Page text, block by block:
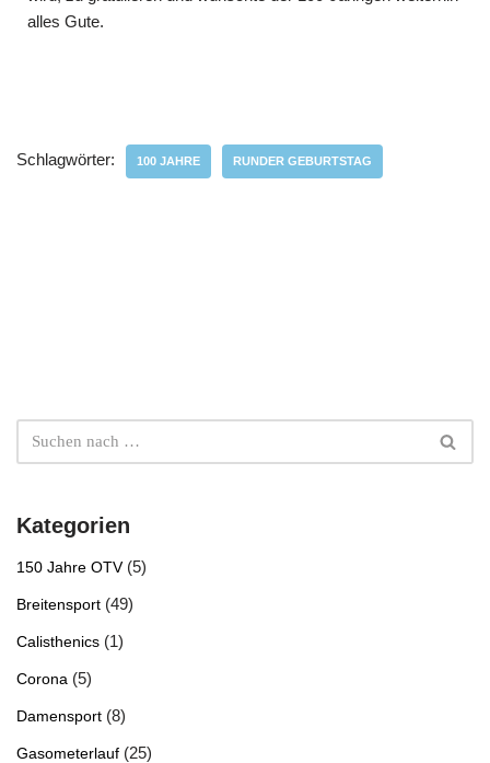
alles Gute.
Schlagwörter: 100 JAHRE RUNDER GEBURTSTAG
Kategorien
150 Jahre OTV(5)
Breitensport (49)
Calisthenics (1)
Corona (5)
Damensport (8)
Gasometerlauf (25)